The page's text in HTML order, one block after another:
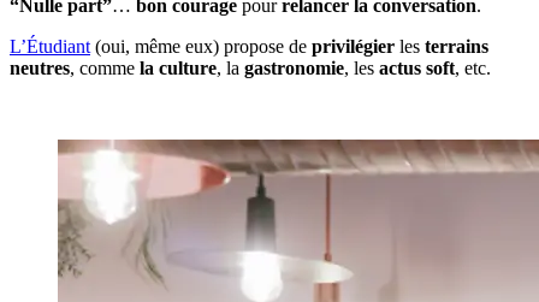
“Nulle part”… bon courage pourrelancer la conversation.
L’Étudiant (oui, même eux) propose de privilégier les terrains
neutres, comme la culture, la gastronomie, les actus soft, etc.